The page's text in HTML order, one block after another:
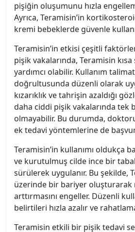
pişiğin oluşumunu hızla
Ayrıca, Teramisin’in
kremi bebeklerde güvenle
Teramisin’in etkisi çeşitli
pişik vakalarında, Teramisin
yardımcı olabilir. Kullanım
doğrultusunda düzenli olarak
kızarıklık ve tahrişin azaldığı
daha ciddi pişik vakalarında tek
olmayabilir. Bu durumda,
ek tedavi yöntemlerine de
Teramisin’in kullanımı oldukça
ve kurutulmuş cilde ince bir
sürülerek uygulanır. Bu şekilde,
üzerinde bir bariyer oluşturarak
arttırmasını engeller. Düzenli
belirtileri hızla azalır ve
Teramisin etkili bir pişik tedavi